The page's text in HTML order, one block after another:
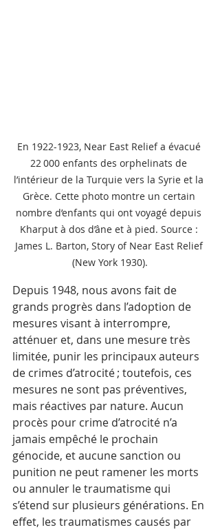
En 1922-1923, Near East Relief a évacué
22 000 enfants des orphelinats de
l’intérieur de la Turquie vers la Syrie et la
Grèce. Cette photo montre un certain
nombre d’enfants qui ont voyagé depuis
Kharput à dos d’âne et à pied. Source :
James L. Barton, Story of Near East Relief
(New York 1930).
Depuis 1948, nous avons fait de
grands progrès dans l’adoption de
mesures visant à interrompre,
atténuer et, dans une mesure très
limitée, punir les principaux auteurs
de crimes d’atrocité ; toutefois, ces
mesures ne sont pas préventives,
mais réactives par nature. Aucun
procès pour crime d’atrocité n’a
jamais empêché le prochain
génocide, et aucune sanction ou
punition ne peut ramener les morts
ou annuler le traumatisme qui
s’étend sur plusieurs générations. En
effet, les traumatismes causés par